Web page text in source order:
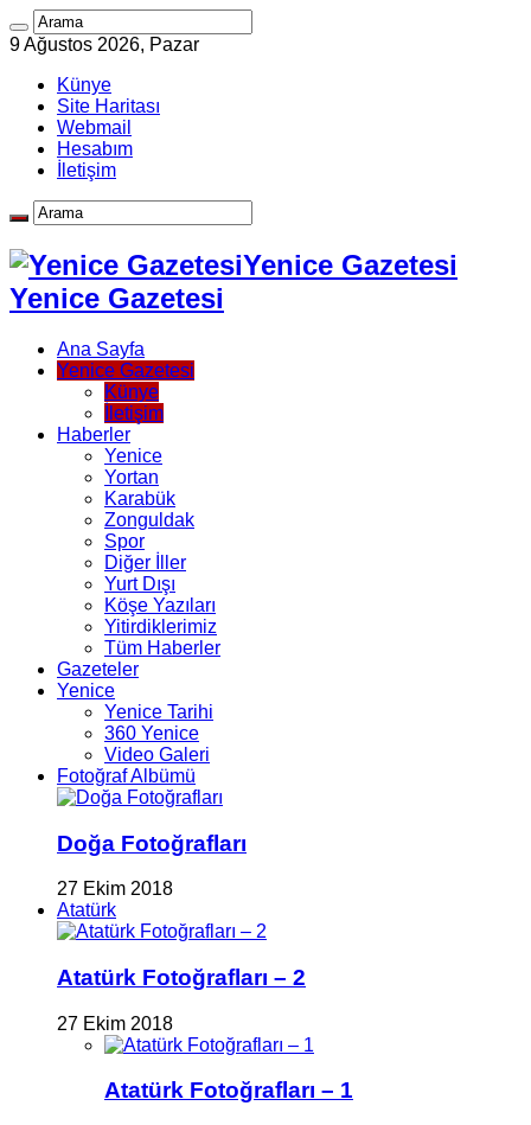
9 Ağustos 2026, Pazar
Künye
Site Haritası
Webmail
Hesabım
İletişim
Yenice Gazetesi
Yenice Gazetesi
Ana Sayfa
Yenice Gazetesi
Künye
İletişim
Haberler
Yenice
Yortan
Karabük
Zonguldak
Spor
Diğer İller
Yurt Dışı
Köşe Yazıları
Yitirdiklerimiz
Tüm Haberler
Gazeteler
Yenice
Yenice Tarihi
360 Yenice
Video Galeri
Fotoğraf Albümü
Doğa Fotoğrafları
27 Ekim 2018
Atatürk
Atatürk Fotoğrafları – 2
27 Ekim 2018
Atatürk Fotoğrafları – 1